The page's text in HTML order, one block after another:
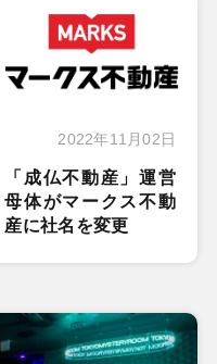
2022年11月02日
「成仏不動産」運営
母体がマークス不動
産に社名を変更